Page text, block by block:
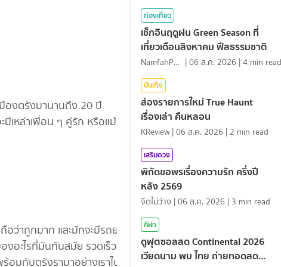
องตรังมานานถึง 20 ปี
มีเหล่าเพื่อน ๆ คู่รัก หรือแม้
ว่าถูกมาก และมักจะมีรถยนต์
งอะไรที่มันทันสมัย รวดเร็ว
มกับตรังรามาอย่างเราไปด้วย
ท่องเที่ยว
เช็กอินฤดูฝน Green Season ที่
เที่ยวเดือนสิงหาคม ฟีลธรรมชาติ
NamfahPhupha |06 ส.ค. 2026 |4 min read
บันเทิง
ส่องรายการใหม่ True Haunt
เรื่องเล่า คืนหลอน
KReview |06 ส.ค. 2026 | 2 min read
เสริมดวง
พิกัดขอพรเรื่องความรัก ครึ่งปี
หลัง 2569
จิตไม่ว่าง |06 ส.ค. 2026 | 3 min read
กีฬา
ดูฟุตซอลสด Continental 2026
เวียดนาม พบ ไทย ถ่ายทอดสด